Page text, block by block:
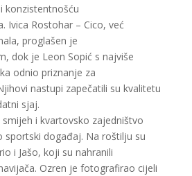
konzistentnošću
Ivica Rostohar – Cico, već
proglašen je
dok je Leon Sopić s najviše
odnio priznanje za
nastupi zapečatili su kvalitetu
sjaj.
smijeh i kvartovsko zajedništvo
sportski događaj. Na roštilju su
i Jašo, koji su nahranili
Ozren je fotografirao cijeli